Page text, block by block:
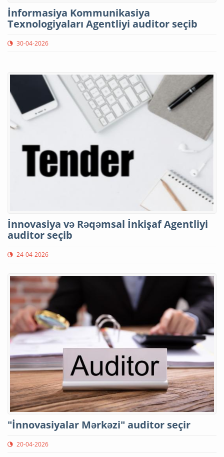
İnformasiya Kommunikasiya
Texnologiyaları Agentliyi auditor seçib
30-04-2026
İnnovasiya və Rəqəmsal İnkişaf Agentliyi
auditor seçib
24-04-2026
"İnnovasiyalar Mərkəzi" auditor seçir
20-04-2026